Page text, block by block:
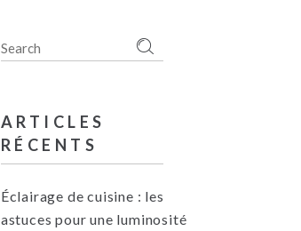
Search
ARTICLES
RÉCENTS
Éclairage de cuisine : les
astuces pour une luminosité